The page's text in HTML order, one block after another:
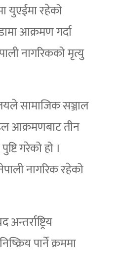
युएईमा रहेको
आक्रमण गर्दा
नागरिकको मृत्यु
सामाजिक सञ्जाल
आक्रमणबाट तीन
गरेको हो ।
नागरिक रहेको
पार्ने क्रममा